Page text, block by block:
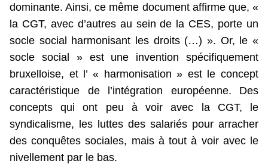
dominante. Ainsi, ce même document affirme que, «
la CGT, avec d’autres au sein de la CES, porte un
socle social harmonisant les droits (…) ». Or, le «
socle social » est une invention spécifiquement
bruxelloise, et l’ « harmonisation » est le concept
caractéristique de l’intégration européenne. Des
concepts qui ont peu à voir avec la CGT, le
syndicalisme, les luttes des salariés pour arracher
des conquêtes sociales, mais à tout à voir avec le
nivellement par le bas.